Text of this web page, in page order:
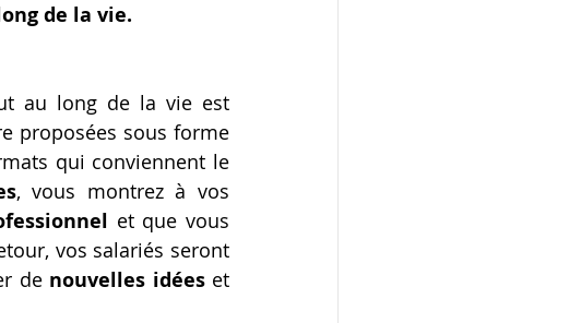
de la vie.
au long de la vie est
proposées sous forme
qui conviennent le
, vous montrez à vos
et que vous
vos salariés seront
de nouvelles idées et